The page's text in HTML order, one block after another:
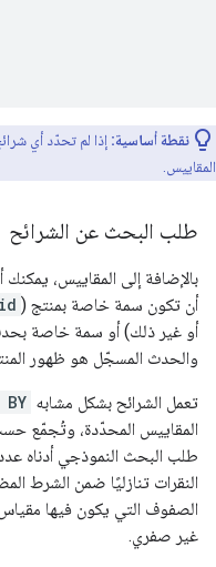
نقطة أساسية: إذا لم تحدّد أي
المقاييس.
طلب البحث عن الشرائح
بالإضافة إلى المقاييس،
أن تكون سمة خاصة بمنتج (
أو غير ذلك) أو سمة خاصة
والحدث المسجّل هو ظهور
تعمل الشرائح بشكل مشابه BY
المقاييس المحدّدة، وتُجمّع
طلب البحث النموذجي أدناه
النقرات تنازليًا ضمن الشرط
الصفوف التي يكون فيها
غير صفري.